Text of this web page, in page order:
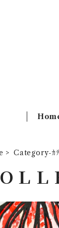
Category-ｶ
ＬＬ